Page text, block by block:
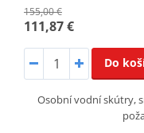
155,00 €
111,87 €
Do
Osobní vodní skútry,